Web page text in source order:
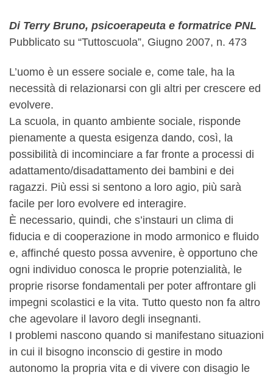
Di Terry Bruno, psicoerapeuta e formatrice PNL
Pubblicato su “Tuttoscuola”, Giugno 2007, n. 473
L’uomo è un essere sociale e, come tale, ha la
necessità di relazionarsi con gli altri per crescere ed
evolvere.
La scuola, in quanto ambiente sociale, risponde
pienamente a questa esigenza dando, così, la
possibilità di incominciare a far fronte a processi di
adattamento/disadattamento dei bambini e dei
ragazzi. Più essi si sentono a loro agio, più sarà
facile per loro evolvere ed interagire.
È necessario, quindi, che s’instauri un clima di
fiducia e di cooperazione in modo armonico e fluido
e, affinché questo possa avvenire, è opportuno che
ogni individuo conosca le proprie potenzialità, le
proprie risorse fondamentali per poter affrontare gli
impegni scolastici e la vita. Tutto questo non fa altro
che agevolare il lavoro degli insegnanti.
I problemi nascono quando si manifestano situazioni
in cui il bisogno inconscio di gestire in modo
autonomo la propria vita e di vivere con disagio le